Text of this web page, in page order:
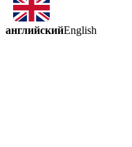
английскийEnglish